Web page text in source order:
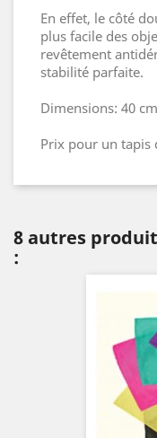
En effet, le côté
plus facile des
revêtement
stabilité parfaite.
Dimensions: 40
Prix pour un tapis
8 autres
: